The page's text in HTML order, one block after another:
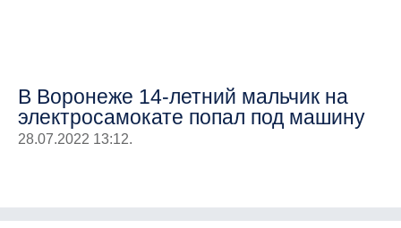
В Воронеже 14-летний мальчик на
электросамокате попал под машину
28.07.2022 13:12.